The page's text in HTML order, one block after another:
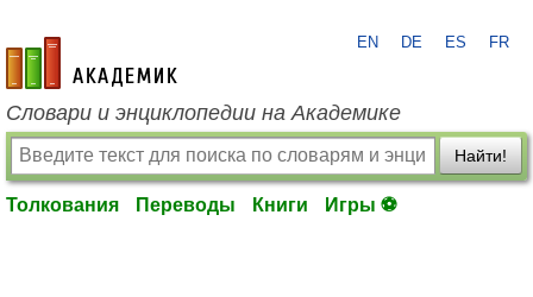
academic.ru
EN DE ES FR
Словари и энциклопедии на Академике
Найти!
Толкования Переводы Книги Игры ⚽